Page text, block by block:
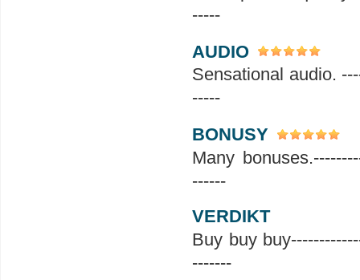
-----
AUDIO
Sensational audio.
-----
BONUSY
Many
------
VERDIKT
Buy buy
-------